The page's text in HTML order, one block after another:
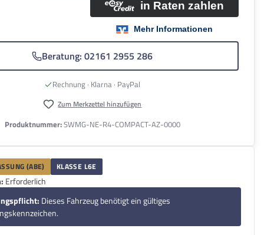
Beratung: 02161 2955 286
Rechnung · Klarna · PayPal
Zum Merkzettel hinzufügen
Produktnummer:SWMG-NE-R4-COMPACT-AZ-0000
(ABE) KLASSE L6E
Erforderlich
Dieses Fahrzeug benötigt ein gültiges